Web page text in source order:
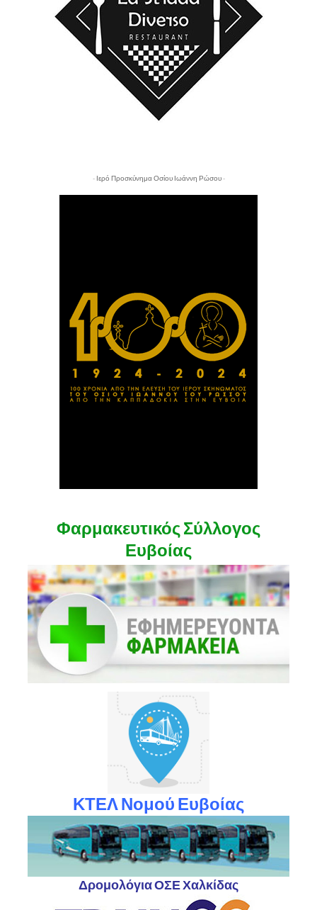
- Ιερό Προσκύνημα Οσίου Ιωάννη Ρώσου -
Φαρμακευτικός Σύλλογος
Ευβοίας
ΚΤΕΛ Νομού Ευβοίας
Δρομολόγια ΟΣΕ Χαλκίδας